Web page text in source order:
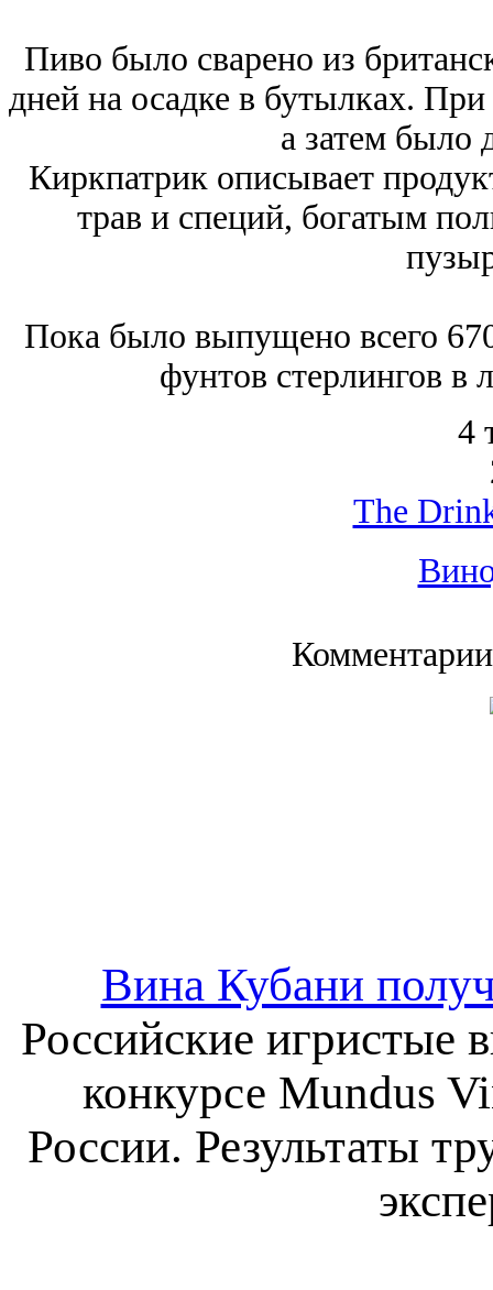
Пиво было сварено из
дней на осадке в бутылках.
а затем было
Киркпатрик описывает
трав и специй, богатым
Пока было выпущено всего
фунтов стерлингов в
4
The
Вина Кубани
Российские игристые
конкурсе Mundus
России. Результаты